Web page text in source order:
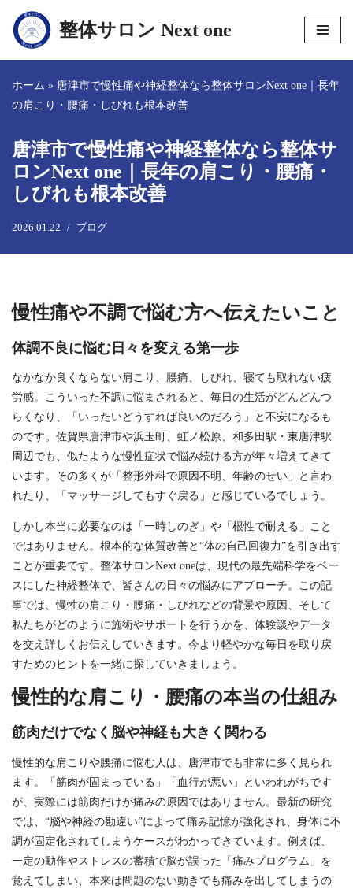
コ
ン
テ
ン
へ
ス
キ
ッ
整体サロン Next one
ホーム » 唐津市で慢性痛や神経整体なら整体サロンNext one｜長年
の肩こり・腰痛・しびれも根本改善
唐津市で慢性痛や神経整体なら整体サ
ロンNext one｜長年の肩こり・腰痛・
しびれも根本改善
2026.01.22 ブログ
慢性痛や不調で悩む方へ伝えたいこと
体調不良に悩む日々を変える第一歩
なかなか良くならない肩こり、腰痛、しびれ、寝ても取れない疲
労感。こういった不調に悩まされると、毎日の生活がどんどんつ
らくなり、「いったいどうすれば良いのだろう」と不安になるも
のです。佐賀県唐津市や浜玉町、虹ノ松原、和多田駅・東唐津駅
周辺でも、似たような慢性症状で悩み続ける方が年々増えてきて
います。その多くが「整形外科で原因不明、年齢のせい」と言わ
れたり、「マッサージしてもすぐ戻る」と感じているでしょう。
しかし本当に必要なのは「一時しのぎ」や「根性で耐える」こと
ではありません。根本的な体質改善と“体の自己回復力”を引き出す
ことが重要です。整体サロンNext oneは、現代の最先端科学をベー
スにした神経整体で、皆さんの日々の悩みにアプローチ。この記
事では、慢性の肩こり・腰痛・しびれなどの背景や原因、そして
私たちがどのように施術やサポートを行うかを、体験談やデータ
を交え詳しくお伝えしていきます。今より軽やかな毎日を取り戻
すためのヒントを一緒に探していきましょう。
慢性的な肩こり・腰痛の本当の仕組み
筋肉だけでなく脳や神経も大きく関わる
慢性的な肩こりや腰痛に悩む人は、唐津市でも非常に多く見られ
ます。「筋肉が固まっている」「血行が悪い」といわれがちです
が、実際には筋肉だけが痛みの原因ではありません。最新の研究
では、“脳や神経の勘違い”によって痛み記憶が強化され、身体に不
調が固定化されてしまうケースがわかってきています。例えば、
一定の動作やストレスの蓄積で脳が誤った「痛みプログラム」を
覚えてしまい、本来は問題のない動きでも痛みを出してしまうの